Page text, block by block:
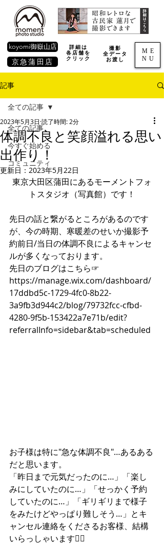
京急蒲田店
koyomi御嶽山店
撮影
全データ
お渡し
ME
NU
詳細は
各店舗を
​クリック
記事
全ての記事
今すぐ始める
コミュニティ
全ての記事
体調不良と笑顔溢れる思い
出作り！
2023年5月3日 読了時間: 2分
更新日： 2023年5月22日
東京大田区蒲田にあるモーメントフォ
トスタジオ（写真館）です！
先日の話と繋がるところがあるのです
が、今の時期、寒暖差のせいか撮影予
約前日/当日の体調不良によるキャンセ
ルが多くなっております。
先日のブログはこちら☞
https://manage.wix.com/dashboard/
17ddbd5c-1729-4fc0-8b22-
3a9fb3d944c2/blog/79732fcc-cfbd-
4280-9f5b-153422a7e71b/edit?
referralInfo=sidebar&tab=scheduled
お子様は特に"急な体調不良"…あるある
だと思います。
「昨日まで元気だったのに…」「楽し
みにしていたのに…」「せっかく予約
していたのに…」「ギリギリまで様子
をみたけどやっぱり難しそう…」とキ
ャンセル連絡をくださるお客様、結構
いらっしゃいます🙇‍♀️